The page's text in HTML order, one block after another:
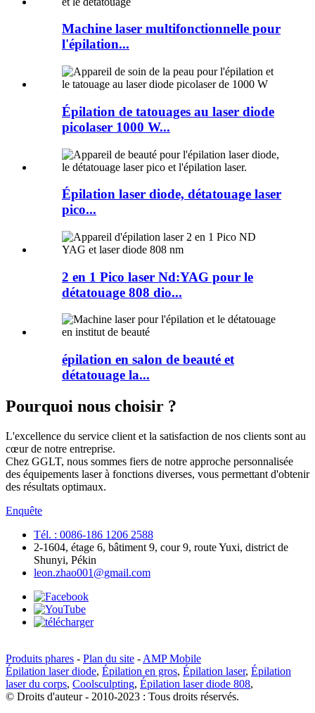
Machine laser multifonctionnelle pour
l'épilation...
Épilation de tatouages ​​au laser diode
picolaser 1000 W...
Épilation laser diode, détatouage laser
pico...
2 en 1 Pico laser Nd:YAG pour le
détatouage 808 dio...
épilation en salon de beauté et
détatouage la...
Pourquoi nous choisir ?
L'excellence du service client et la satisfaction de nos clients sont au
cœur de notre entreprise.
Chez GGLT, nous sommes fiers de notre approche personnalisée
des équipements laser à fonctions diverses, vous permettant d'obtenir
des résultats optimaux.
Enquête
Tél. : 0086-186 1206 2588
2-1604, étage 6, bâtiment 9, cour 9, route Yuxi, district de
Shunyi, Pékin
leon.zhao001@gmail.com
Produits phares - Plan du site - AMP Mobile
Épilation laser diode, Épilation en gros, Épilation laser, Épilation
laser du corps, Coolsculpting, Épilation laser diode 808,
© Droits d'auteur - 2010-2023 : Tous droits réservés.